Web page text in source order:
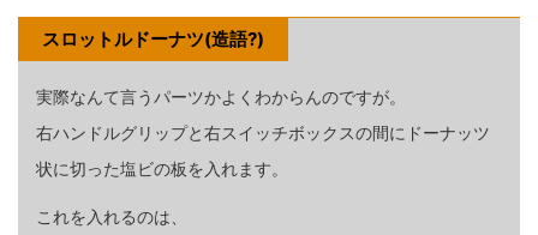
スロットルドーナツ(造語?)
実際なんて言うパーツかよくわからんのですが。
右ハンドルグリップと右スイッチボックスの間にドーナッツ
状に切った塩ビの板を入れます。
これを入れるのは、